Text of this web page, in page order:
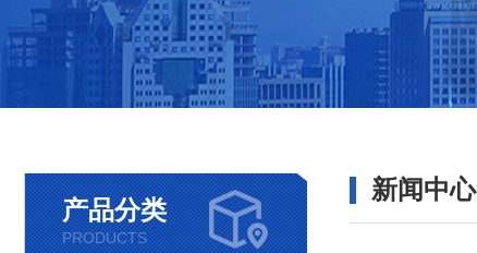
产品分类
PRODUCTS
新闻中心